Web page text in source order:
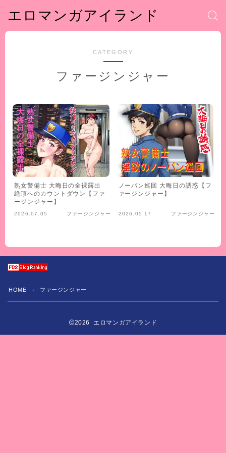
エロマンガアイランド
CATEGORY
ファージンジャー
熟女警備士 大晦日の全裸露出
絶頂へのカウントダウン【ファ
ージンジャー】
2026.07.05 ファージンジャー
ノーパン巡回 大晦日の誘惑【フ
ァージンジャー】
2026.05.17 ファージンジャー
HOME ＞ ファージンジャー
2026 エロマンガアイランド